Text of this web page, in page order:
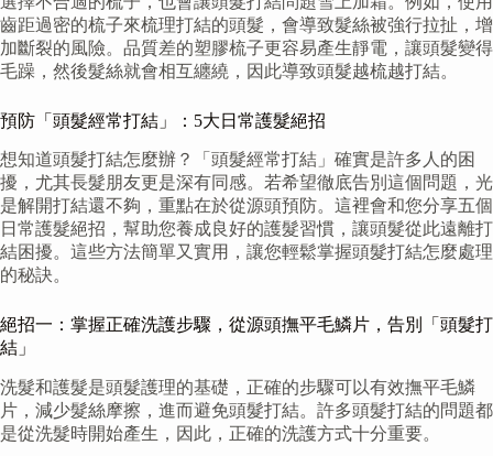
齒距過密的梳子來梳理打結的頭髮，會導致髮絲被強行拉扯，增
加斷裂的風險。品質差的塑膠梳子更容易產生靜電，讓頭髮變得
毛躁，然後髮絲就會相互纏繞，因此導致頭髮越梳越打結。
預防「頭髮經常打結」：5大日常護髮絕招
想知道頭髮打結怎麼辦？「頭髮經常打結」確實是許多人的困
擾，尤其長髮朋友更是深有同感。若希望徹底告別這個問題，光
是解開打結還不夠，重點在於從源頭預防。這裡會和您分享五個
日常護髮絕招，幫助您養成良好的護髮習慣，讓頭髮從此遠離打
結困擾。這些方法簡單又實用，讓您輕鬆掌握頭髮打結怎麼處理
的秘訣。
絕招一：掌握正確洗護步驟，從源頭撫平毛鱗片，告別「頭髮打
結」
洗髮和護髮是頭髮護理的基礎，正確的步驟可以有效撫平毛鱗
片，減少髮絲摩擦，進而避免頭髮打結。許多頭髮打結的問題都
是從洗髮時開始產生，因此，正確的洗護方式十分重要。